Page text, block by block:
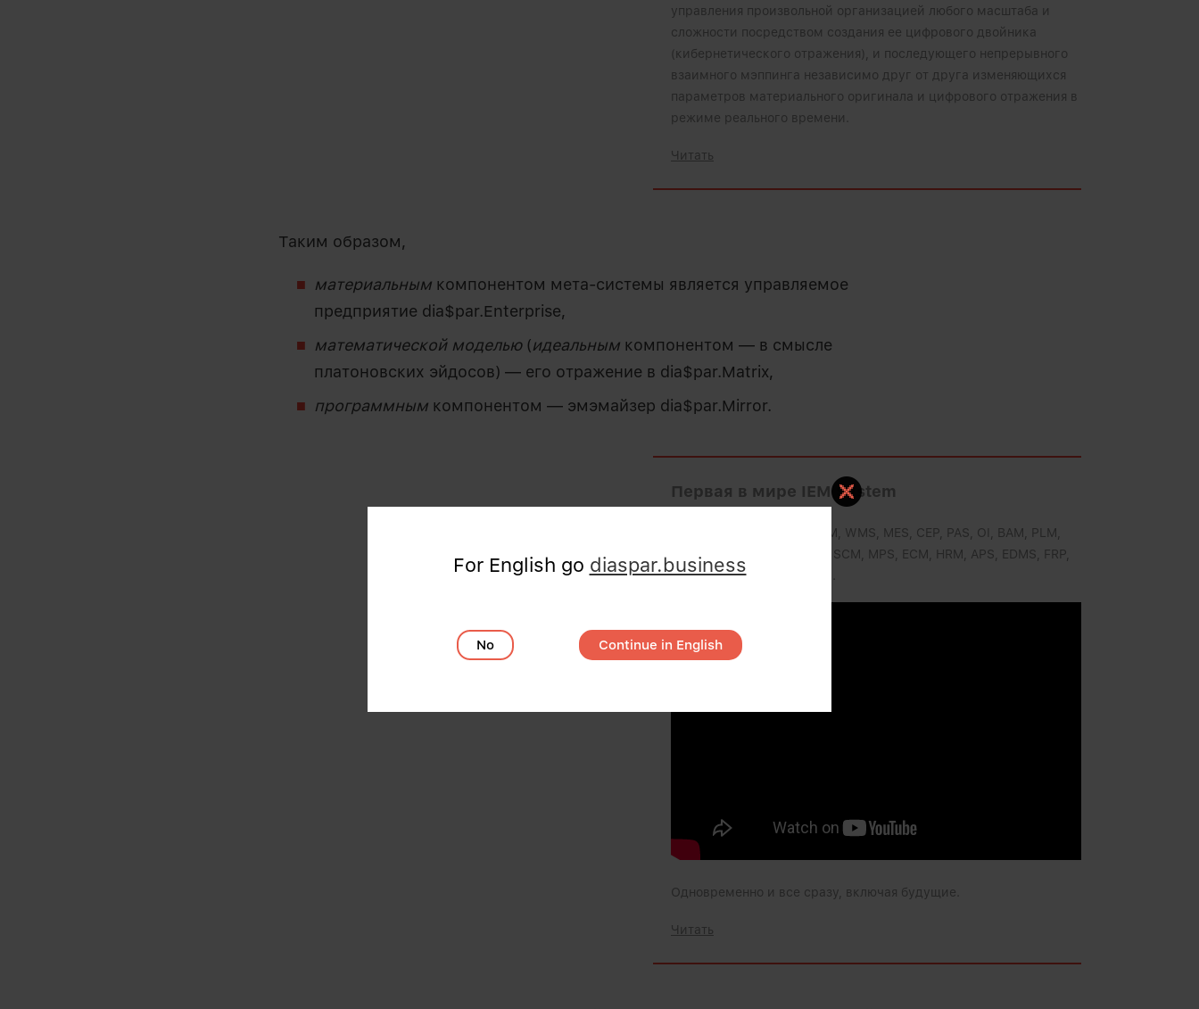
управления произвольной организацией любого масштаба и
сложности посредством создания ее цифрового двойника
(кибернетического отражения), и последующего непрерывного
взаимного мэппинга независимо друг от друга изменяющихся
параметров материального оригинала и цифрового отражения в
режиме реального времени.
Читать
Таким образом,
материальным компонентом мета-системы является управляемое
предприятие dia$par.Enterprise,
математической моделью (идеальным компонентом — в смысле
платоновских эйдосов) — его отражение в dia$par.Matrix,
программным компонентом — эмэмайзер dia$par.Mirror.
Первая в мире IEM System
dia$par заменяет ERP, CRM, WMS, MES, CEP, PAS, OI, BAM, PLM,
EAM, CRP, PDM, MRP, BPA, SCM, MPS, ECM, HRM, APS, EDMS, FRP,
RPA, BPM, и т.д. -системы.
Одновременно и все сразу, включая будущие.
Читать
For English go diaspar.business
No Continue in English